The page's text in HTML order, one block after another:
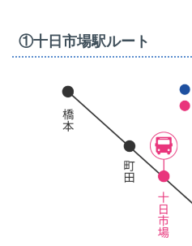
①十日市場駅ルート